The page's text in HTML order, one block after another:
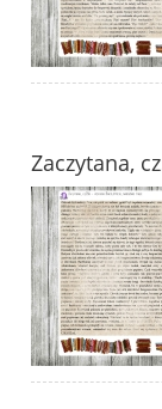
Zaczytana,